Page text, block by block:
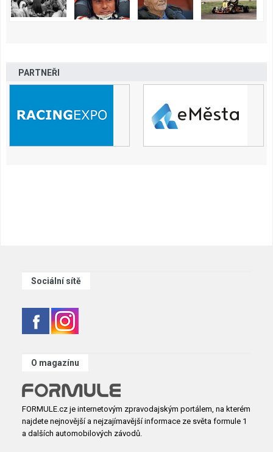
PARTNEŘI
Sociální sítě
O magazínu
FORMULE.cz je internetovým zpravodajským portálem, na kterém
najdete nejnovější a nejzajímavější informace ze světa formule 1
a dalších automobilových závodů.